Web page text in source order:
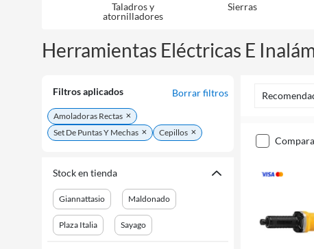
Taladros y
atornilladores
Sierras
Herramientas Eléctricas E
Filtros aplicados Borrar filtros
Amoladoras Rectas
Set De Puntas Y Mechas
Cepillos
Stock en tienda
Giannattasio Maldonado
Plaza Italia Sayago